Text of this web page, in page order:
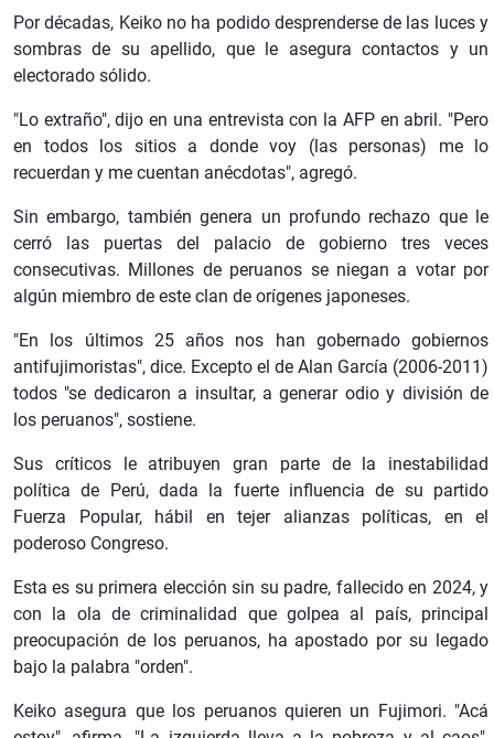
Por décadas, Keiko no ha podido desprenderse de las luces y
sombras de su apellido, que le asegura contactos y un
electorado sólido.
"Lo extraño", dijo en una entrevista con la AFP en abril. "Pero
en todos los sitios a donde voy (las personas) me lo
recuerdan y me cuentan anécdotas", agregó.
Sin embargo, también genera un profundo rechazo que le
cerró las puertas del palacio de gobierno tres veces
consecutivas. Millones de peruanos se niegan a votar por
algún miembro de este clan de orígenes japoneses.
"En los últimos 25 años nos han gobernado gobiernos
antifujimoristas", dice. Excepto el de Alan García (2006-2011)
todos "se dedicaron a insultar, a generar odio y división de
los peruanos", sostiene.
Sus críticos le atribuyen gran parte de la inestabilidad
política de Perú, dada la fuerte influencia de su partido
Fuerza Popular, hábil en tejer alianzas políticas, en el
poderoso Congreso.
Esta es su primera elección sin su padre, fallecido en 2024, y
con la ola de criminalidad que golpea al país, principal
preocupación de los peruanos, ha apostado por su legado
bajo la palabra "orden".
Keiko asegura que los peruanos quieren un Fujimori. "Acá